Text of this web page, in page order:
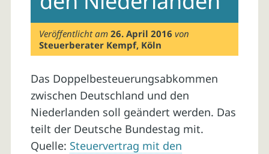
Veröffentlicht am26. April 2016 von
Steuerberater Kempf, Köln
Das Doppelbesteuerungsabkommen
zwischen Deutschland und den
Niederlanden soll geändert werden. Das
teilt der Deutsche Bundestag mit.
Quelle: Steuervertrag mit den